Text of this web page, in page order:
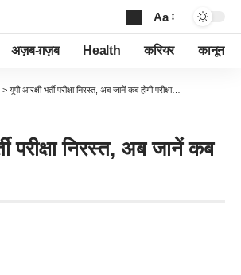
Font
Resizer
Aa
अज़ब-ग़ज़ब Health करियर कानून
> यूपी आरक्षी भर्ती परीक्षा निरस्त, अब जानें कब होगी परीक्षा…
परीक्षा निरस्त, अब जानें कब